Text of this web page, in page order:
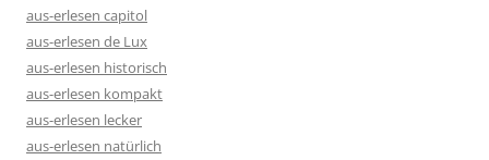
aus-erlesen capitol
aus-erlesen de Lux
aus-erlesen historisch
aus-erlesen kompakt
aus-erlesen lecker
aus-erlesen natürlich